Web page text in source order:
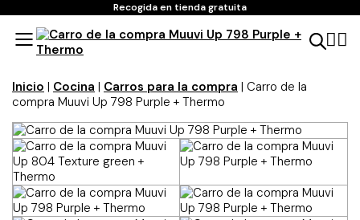
Recogida en tienda gratuita
Inicio | Cocina | Carros para la compra | Carro de la
compra Muuvi Up 798 Purple + Thermo